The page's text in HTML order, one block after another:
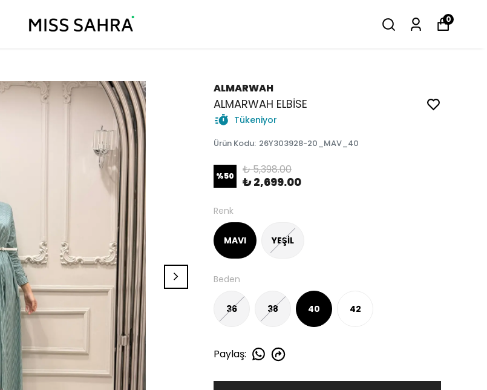
0
ALMARWAH
ALMARWAH ELBİSE
Tükeniyor
Ürün Kodu: 26Y303928-20_MAV_40
%50 ₺ 5,398.00
₺ 2,699.00
Renk
MAVI YEŞİL
Beden
36 38 40 42
Paylaş: